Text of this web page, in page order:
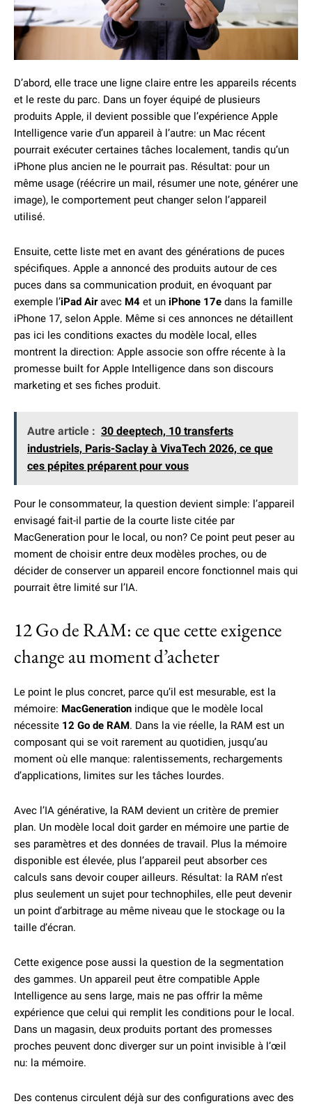
D’abord, elle trace une ligne claire entre les appareils récents
et le reste du parc. Dans un foyer équipé de plusieurs
produits Apple, il devient possible que l’expérience Apple
Intelligence varie d’un appareil à l’autre: un Mac récent
pourrait exécuter certaines tâches localement, tandis qu’un
iPhone plus ancien ne le pourrait pas. Résultat: pour un
même usage (réécrire un mail, résumer une note, générer une
image), le comportement peut changer selon l’appareil
utilisé.
Ensuite, cette liste met en avant des générations de puces
spécifiques. Apple a annoncé des produits autour de ces
puces dans sa communication produit, en évoquant par
exemple l’iPad Airavec M4 et un iPhone 17e dans la famille
iPhone 17, selon Apple. Même si ces annonces ne détaillent
pas ici les conditions exactes du modèle local, elles
montrent la direction: Apple associe son offre récente à la
promesse built for Apple Intelligence dans son discours
marketing et ses fiches produit.
Autre article : 30 deeptech, 10 transferts
industriels, Paris-Saclay à VivaTech 2026, ce que
ces pépites préparent pour vous
Pour le consommateur, la question devient simple: l’appareil
envisagé fait-il partie de la courte liste citée par
MacGeneration pour le local, ou non? Ce point peut peser au
moment de choisir entre deux modèles proches, ou de
décider de conserver un appareil encore fonctionnel mais qui
pourrait être limité sur l’IA.
12 Go de RAM: ce que cette exigence
change au moment d’acheter
Le point le plus concret, parce qu’il est mesurable, est la
mémoire: MacGeneration indique que le modèle local
nécessite 12 Go de RAM. Dans la vie réelle, la RAM est un
composant qui se voit rarement au quotidien, jusqu’au
moment où elle manque: ralentissements, rechargements
d’applications, limites sur les tâches lourdes.
Avec l’IA générative, la RAM devient un critère de premier
plan. Un modèle local doit garder en mémoire une partie de
ses paramètres et des données de travail. Plus la mémoire
disponible est élevée, plus l’appareil peut absorber ces
calculs sans devoir couper ailleurs. Résultat: la RAM n’est
plus seulement un sujet pour technophiles, elle peut devenir
un point d’arbitrage au même niveau que le stockage ou la
taille d’écran.
Cette exigence pose aussi la question de la segmentation
des gammes. Un appareil peut être compatible Apple
Intelligence au sens large, mais ne pas offrir la même
expérience que celui qui remplit les conditions pour le local.
Dans un magasin, deux produits portant des promesses
proches peuvent donc diverger sur un point invisible à l’œil
nu: la mémoire.
Des contenus circulent déjà sur des configurations avec des